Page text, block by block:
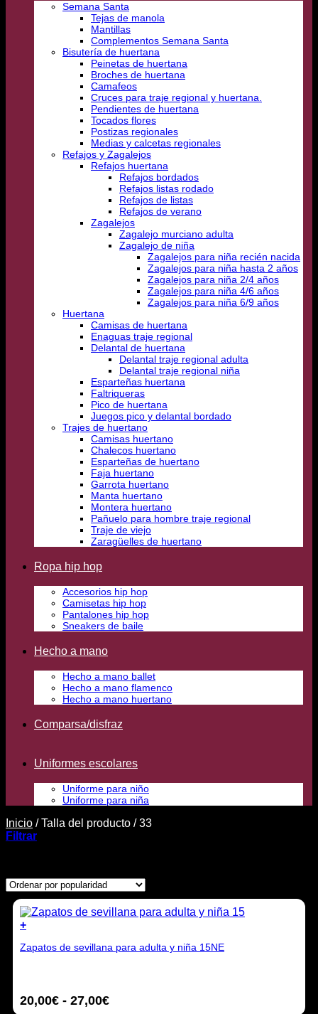
Semana Santa
Tejas de manola
Mantillas
Complementos Semana Santa
Bisutería de huertana
Peinetas de huertana
Broches de huertana
Camafeos
Cruces para traje regional y huertana.
Pendientes de huertana
Tocados flores
Postizas regionales
Medias y calcetas regionales
Refajos y Zagalejos
Refajos huertana
Refajos bordados
Refajos listas rodado
Refajos de listas
Refajos de verano
Zagalejos
Zagalejo murciano adulta
Zagalejo de niña
Zagalejos para niña recién nacida
Zagalejos para niña hasta 2 años
Zagalejos para niña 2/4 años
Zagalejos para niña 4/6 años
Zagalejos para niña 6/9 años
Huertana
Camisas de huertana
Enaguas traje regional
Delantal de huertana
Delantal traje regional adulta
Delantal traje regional niña
Esparteñas huertana
Faltriqueras
Pico de huertana
Juegos pico y delantal bordado
Trajes de huertano
Camisas huertano
Chalecos huertano
Esparteñas de huertano
Faja huertano
Garrota huertano
Manta huertano
Montera huertano
Pañuelo para hombre traje regional
Traje de viejo
Zaragüelles de huertano
Ropa hip hop
Accesorios hip hop
Camisetas hip hop
Pantalones hip hop
Sneakers de baile
Hecho a mano
Hecho a mano ballet
Hecho a mano flamenco
Hecho a mano huertano
Comparsa/disfraz
Uniformes escolares
Uniforme para niño
Uniforme para niña
Inicio /Talla del producto /33
Filtrar
+
producto
Las
Zapatos de sevillana para adulta y niña 15NE
20,00€ - 27,00€Rango